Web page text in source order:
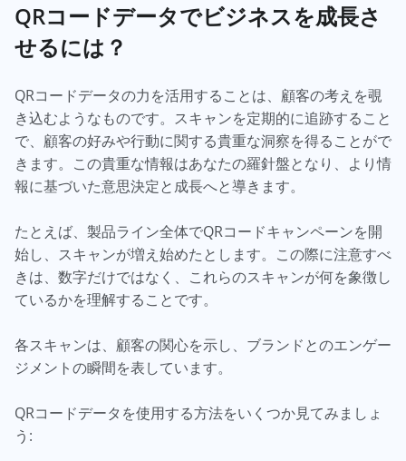
QRコードデータでビジネスを成長さ
せるには？
QRコードデータの力を活用することは、顧客の考えを覗
き込むようなものです。スキャンを定期的に追跡すること
で、顧客の好みや行動に関する貴重な洞察を得ることがで
きます。この貴重な情報はあなたの羅針盤となり、より情
報に基づいた意思決定と成長へと導きます。
たとえば、製品ライン全体でQRコードキャンペーンを開
始し、スキャンが増え始めたとします。この際に注意すべ
きは、数字だけではなく、これらのスキャンが何を象徴し
ているかを理解することです。
各スキャンは、顧客の関心を示し、ブランドとのエンゲー
ジメントの瞬間を表しています。
QRコードデータを使用する方法をいくつか見てみましょ
う: